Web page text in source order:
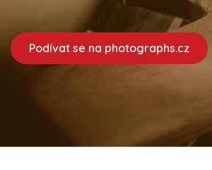
Podívat se na photographs.cz